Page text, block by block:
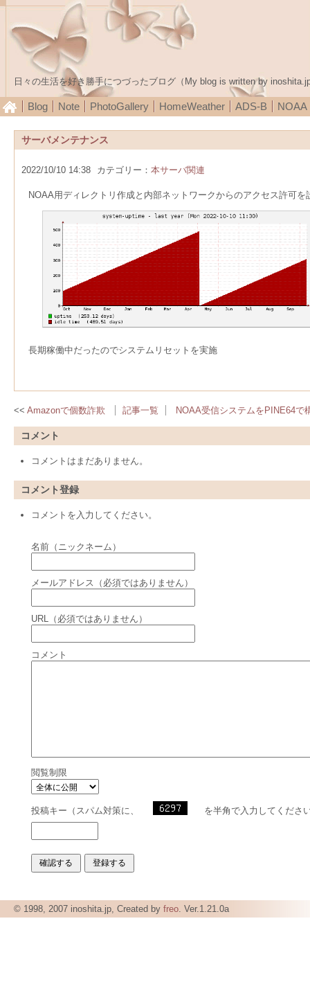
日々の生活を好き勝手につづったブログ（My blog is written by
Blog Note PhotoGallery HomeWeather ADS-B NOAA
サーバメンテナンス
2022/10/10 14:38 カテゴリー： 本サーバ関連
NOAA用ディレクトリ作成と内部ネットワークからのアクセス許可を
長期稼働中だったのでシステムリセットを実施
Amazonで個数詐欺 記事一覧 NOAA受信システムをPINE64で
コメント
コメントはまだありません。
コメント登録
コメントを入力してください。
名前（ニックネーム）
メールアドレス（必須ではありません）
URL（必須ではありません）
コメント
閲覧制限
投稿キー（スパム対策に、 を半角で入力してくださ
© 1998, 2007 inoshita.jp, Created by freo. Ver.1.21.0a